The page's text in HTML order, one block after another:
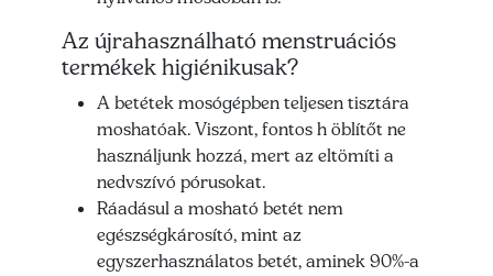
Az újrahasználható menstruációs
termékek higiénikusak?
A betétek mosógépben teljesen tisztára
moshatóak. Viszont, fontos h öblítőt ne
használjunk hozzá, mert az eltömíti a
nedvszívó pórusokat.
Ráadásul a mosható betét nem
egészségkárosító, mint az
egyszerhasználatos betét, aminek 90%-a